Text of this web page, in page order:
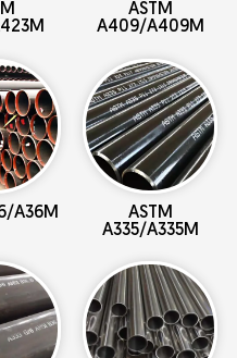
ASTM
A409/A409M
A36M
ASTM
A335/A335M